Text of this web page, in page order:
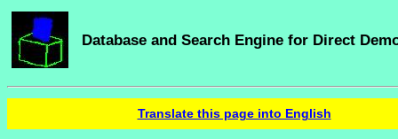
Database and Search Engine for Direct
Translate this page into English